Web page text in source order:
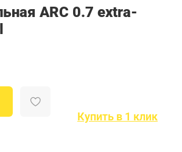
ARC 0.7 extra-
Купить в 1 клик